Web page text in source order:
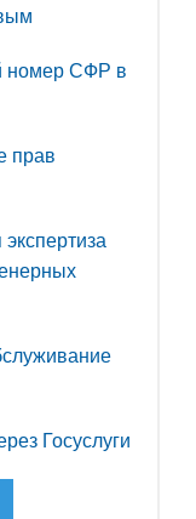
номер СФР в
прав
Госуслуги